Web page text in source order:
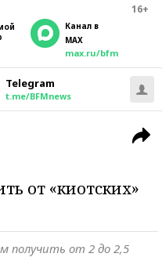
16+
Канал в
MAX
max.ru/bfm
Telegram
t.me/BFMnews
от «киотских»
получить от 2 до 2,5